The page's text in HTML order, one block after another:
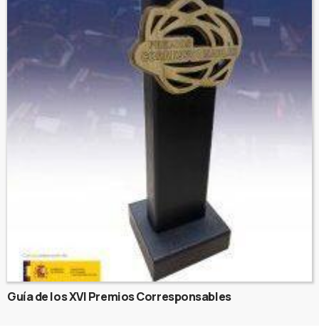
Guía de los XVI Premios Corresponsables